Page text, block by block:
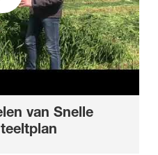
van Snelle